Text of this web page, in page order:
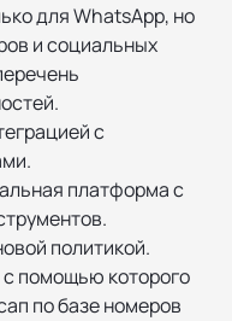
для WhatsApp, но
и социальных
с
платформа с
политикой.
помощью которого
по базе номеров